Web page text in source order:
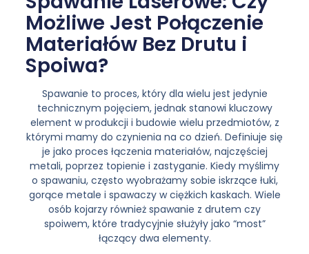
Możliwe Jest Połączenie
Materiałów Bez Drutu i
Spoiwa?
Spawanie to proces, który dla wielu jest jedynie
technicznym pojęciem, jednak stanowi kluczowy
element w produkcji i budowie wielu przedmiotów, z
którymi mamy do czynienia na co dzień. Definiuje się
je jako proces łączenia materiałów, najczęściej
metali, poprzez topienie i zastyganie. Kiedy myślimy
o spawaniu, często wyobrażamy sobie iskrzące łuki,
gorące metale i spawaczy w ciężkich kaskach. Wiele
osób kojarzy również spawanie z drutem czy
spoiwem, które tradycyjnie służyły jako “most”
łączący dwa elementy.